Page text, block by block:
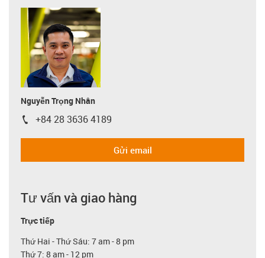
Nguyễn Trọng Nhân
igus-icon-phone
+84 28 3636 4189
Gửi email
Tư vấn và giao hàng
Trực tiếp
Thứ Hai - Thứ Sáu: 7 am - 8 pm
Thứ 7: 8 am - 12 pm